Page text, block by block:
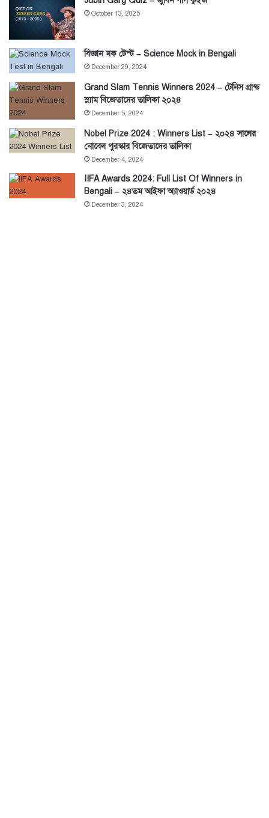
October 13, 2025
বিজ্ঞান মক টেস্ট – Science Mock in Bengali
December 29, 2024
Grand Slam Tennis Winners 2024 – টেনিস গ্রান্ড
স্ল্যাম বিজেতাদের তালিকা ২০২৪
December 5, 2024
Nobel Prize 2024 : Winners List – ২০২৪ সালের
নোবেল পুরস্কার বিজেতাদের তালিকা
December 4, 2024
IIFA Awards 2024: Full List Of Winners in
Bengali – ২৪তম আইফা অ্যাওয়ার্ড ২০২৪
December 3, 2024